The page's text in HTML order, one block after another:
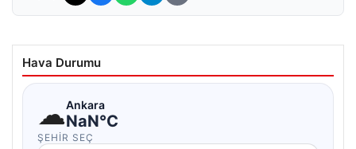
Hava Durumu
☁Ankara
NaN°C
ŞEHIR SEÇ